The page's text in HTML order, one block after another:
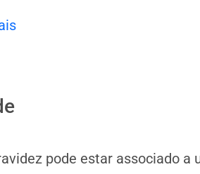
pode estar associado a